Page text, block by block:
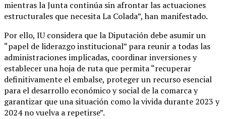
mientras la Junta continúa sin afrontar las actuaciones
estructurales que necesita La Colada”, han manifestado.
Por ello, IU considera que la Diputación debe asumir un
“papel de liderazgo institucional” para reunir a todas las
administraciones implicadas, coordinar inversiones y
establecer una hoja de ruta que permita “recuperar
definitivamente el embalse, proteger un recurso esencial
para el desarrollo económico y social de la comarca y
garantizar que una situación como la vivida durante 2023 y
2024 no vuelva a repetirse”.